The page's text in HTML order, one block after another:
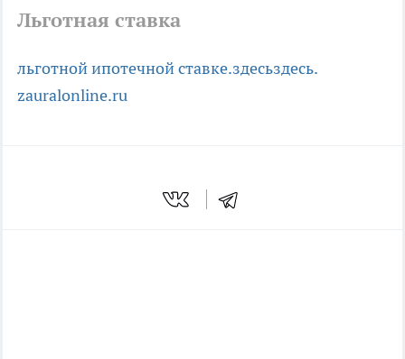
Льготная ставка
льготной ипотечной ставке.здесьздесь.
zauralonline.ru